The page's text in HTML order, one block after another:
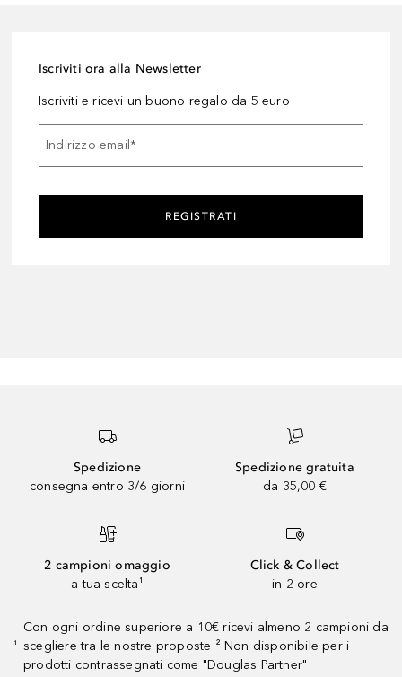
Iscriviti ora alla Newsletter
Iscriviti e ricevi un buono regalo da 5 euro
Indirizzo email *
REGISTRATI
Spedizione
consegna entro 3/6 giorni
Spedizione gratuita
da 35,00 €
2 campioni omaggio
a tua scelta¹
Click & Collect
in 2 ore
¹
Con ogni ordine superiore a 10€ ricevi almeno 2 campioni da
scegliere tra le nostre proposte ² Non disponibile per i
prodotti contrassegnati come "Douglas Partner"